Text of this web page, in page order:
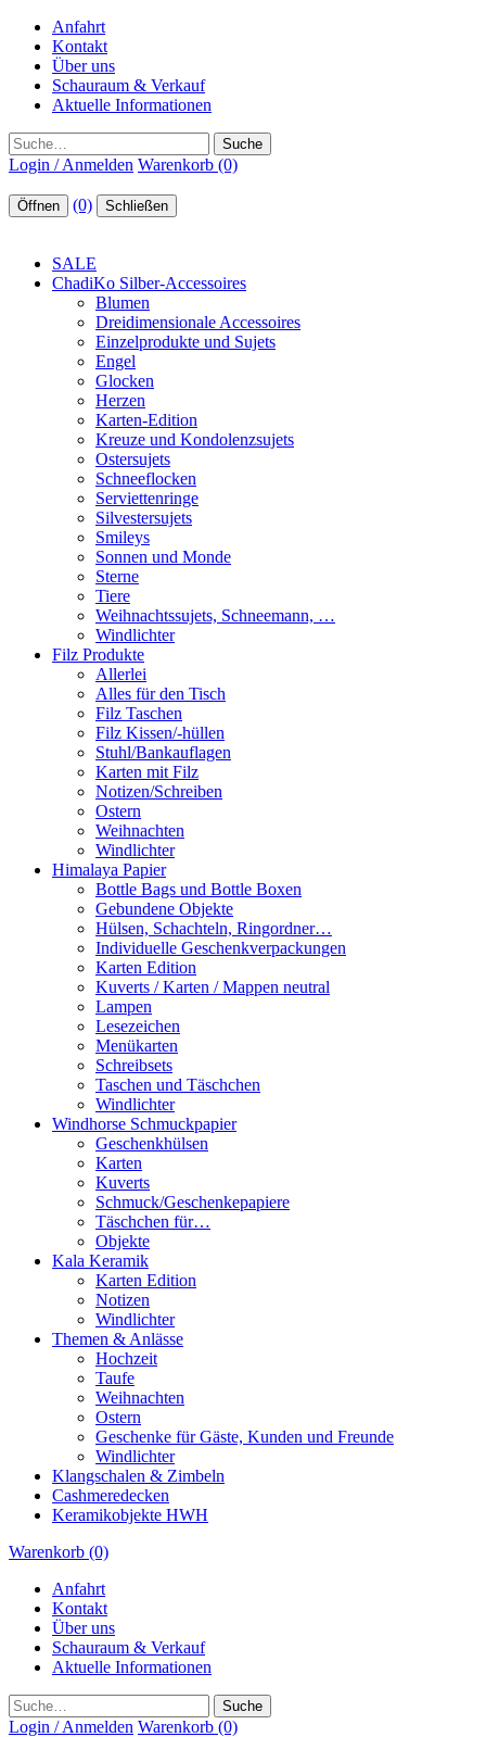
Anfahrt
Kontakt
Über uns
Schauraum & Verkauf
Aktuelle Informationen
Suche
Login / Anmelden Warenkorb (0)
Öffnen (0) Schließen
SALE
ChadiKo Silber-Accessoires
Blumen
Dreidimensionale Accessoires
Einzelprodukte und Sujets
Engel
Glocken
Herzen
Karten-Edition
Kreuze und Kondolenzsujets
Ostersujets
Schneeflocken
Serviettenringe
Silvestersujets
Smileys
Sonnen und Monde
Sterne
Tiere
Weihnachtssujets, Schneemann, …
Windlichter
Filz Produkte
Allerlei
Alles für den Tisch
Filz Taschen
Filz Kissen/-hüllen
Stuhl/Bankauflagen
Karten mit Filz
Notizen/Schreiben
Ostern
Weihnachten
Windlichter
Himalaya Papier
Bottle Bags und Bottle Boxen
Gebundene Objekte
Hülsen, Schachteln, Ringordner…
Individuelle Geschenkverpackungen
Karten Edition
Kuverts / Karten / Mappen neutral
Lampen
Lesezeichen
Menükarten
Schreibsets
Taschen und Täschchen
Windlichter
Windhorse Schmuckpapier
Geschenkhülsen
Karten
Kuverts
Schmuck/Geschenkepapiere
Täschchen für…
Objekte
Kala Keramik
Karten Edition
Notizen
Windlichter
Themen & Anlässe
Hochzeit
Taufe
Weihnachten
Ostern
Geschenke für Gäste, Kunden und Freunde
Windlichter
Klangschalen & Zimbeln
Cashmeredecken
Keramikobjekte HWH
Warenkorb (0)
Anfahrt
Kontakt
Über uns
Schauraum & Verkauf
Aktuelle Informationen
Suche
Login / Anmelden Warenkorb (0)